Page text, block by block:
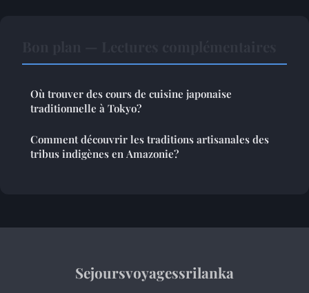
Où trouver des cours de cuisine japonaise
traditionnelle à Tokyo?
Comment découvrir les traditions artisanales des
tribus indigènes en Amazonie?
Sejoursvoyagessrilanka